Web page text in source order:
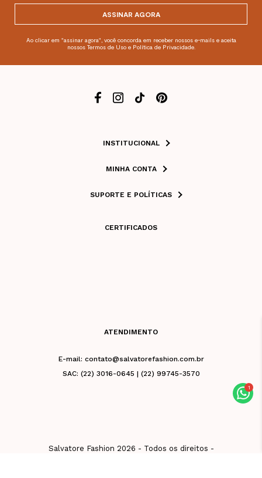
ASSINAR AGORA
Ao clicar em "assinar agora", você concorda em receber nossos e-mails e aceita
nossos Termos de Uso e Política de Privacidade.
INSTITUCIONAL
MINHA CONTA
SUPORTE E POLÍTICAS
CERTIFICADOS
ATENDIMENTO
E-mail: contato@salvatorefashion.com.br
SAC: (22) 3016-0645 | (22) 99745-3570
Salvatore Fashion 2026 - Todos os direitos -